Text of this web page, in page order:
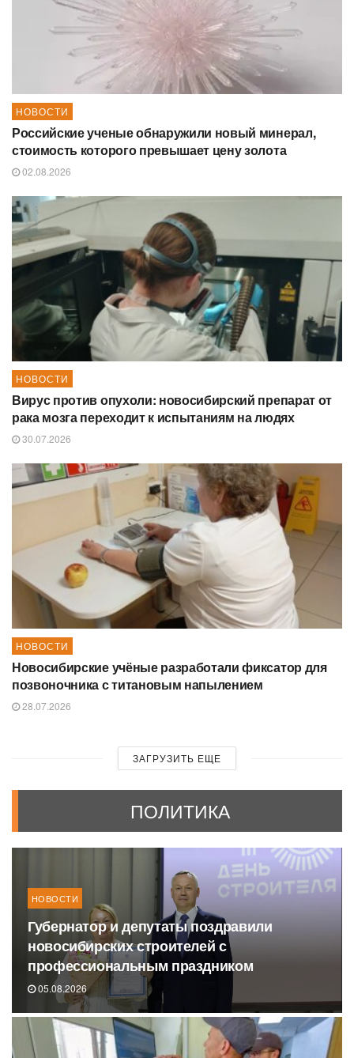
НОВОСТИ
Российские ученые обнаружили новый минерал,
стоимость которого превышает цену золота
02.08.2026
НОВОСТИ
Вирус против опухоли: новосибирский препарат от
рака мозга переходит к испытаниям на людях
30.07.2026
НОВОСТИ
Новосибирские учёные разработали фиксатор для
позвоночника с титановым напылением
28.07.2026
ЗАГРУЗИТЬ ЕЩЕ
ПОЛИТИКА
НОВОСТИ
Губернатор и депутаты поздравили
новосибирских строителей с
профессиональным праздником
05.08.2026